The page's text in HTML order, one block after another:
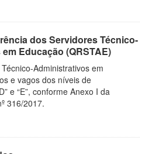
dos Servidores Técnico-
Educação (QRSTAE)
Administrativos em
e vagos dos níveis de
e “E”, conforme Anexo I da
316/2017.